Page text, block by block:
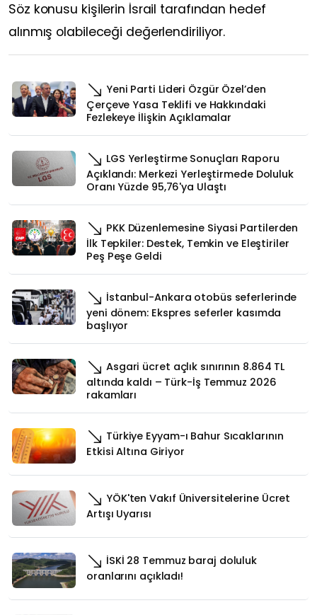
Söz konusu kişilerin İsrail tarafından hedef
alınmış olabileceği değerlendiriliyor.
Yeni Parti Lideri Özgür Özel’den
Çerçeve Yasa Teklifi ve Hakkındaki
Fezlekeye İlişkin Açıklamalar
LGS Yerleştirme Sonuçları Raporu
Açıklandı: Merkezi Yerleştirmede Doluluk
Oranı Yüzde 95,76'ya Ulaştı
PKK Düzenlemesine Siyasi Partilerden
İlk Tepkiler: Destek, Temkin ve Eleştiriler
Peş Peşe Geldi
İstanbul-Ankara otobüs seferlerinde
yeni dönem: Ekspres seferler kasımda
başlıyor
Asgari ücret açlık sınırının 8.864 TL
altında kaldı – Türk-İş Temmuz 2026
rakamları
Türkiye Eyyam-ı Bahur Sıcaklarının
Etkisi Altına Giriyor
YÖK'ten Vakıf Üniversitelerine Ücret
Artışı Uyarısı
İSKİ 28 Temmuz baraj doluluk
oranlarını açıkladı!